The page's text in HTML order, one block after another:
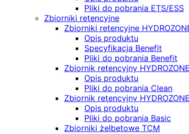
Pliki do pobrania ETS/ESS
Zbiorniki retencyjne
Zbiorniki retencyjne
Opis produktu
Specyfikacja Benefit
Pliki do pobrania Benefit
Zbiornik retencyjny
Opis produktu
Pliki do pobrania Clean
Zbiornik retencyjny
Opis produktu
Pliki do pobrania Basic
Zbiorniki żelbetowe TCM